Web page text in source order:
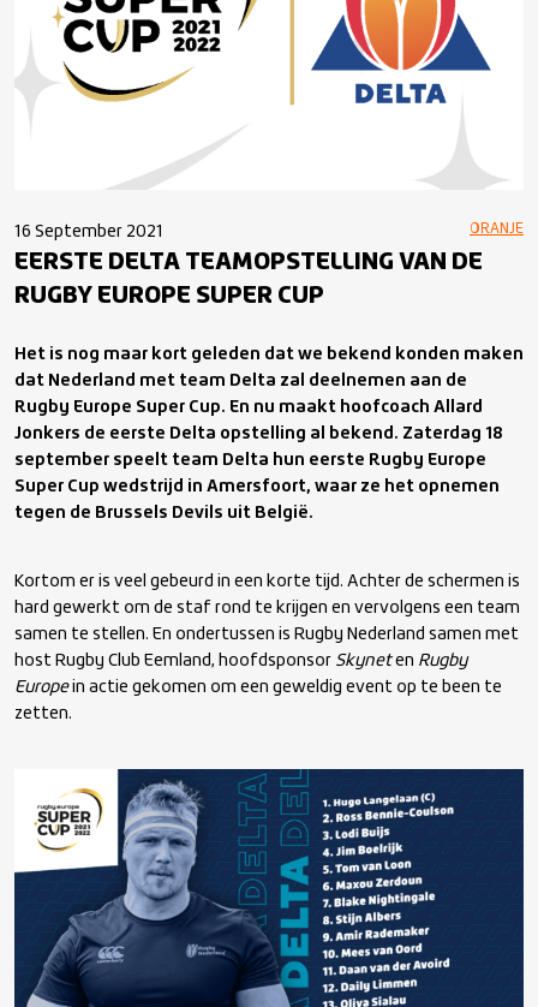
16 September 2021 ORANJE
EERSTE DELTA TEAMOPSTELLING VAN DE
RUGBY EUROPE SUPER CUP
Het is nog maar kort geleden dat we bekend konden maken
dat Nederland met team Delta zal deelnemen aan de
Rugby Europe Super Cup. En nu maakt hoofcoach Allard
Jonkers de eerste Delta opstelling al bekend. Zaterdag 18
september speelt team Delta hun eerste Rugby Europe
Super Cup wedstrijd in Amersfoort, waar ze het opnemen
tegen de Brussels Devils uit België.
Kortom er is veel gebeurd in een korte tijd. Achter de schermen is
hard gewerkt om de staf rond te krijgen en vervolgens een team
samen te stellen. En ondertussen is Rugby Nederland samen met
host Rugby Club Eemland, hoofdsponsor Skyneten Rugby
Europein actie gekomen om een geweldig event op te been te
zetten.